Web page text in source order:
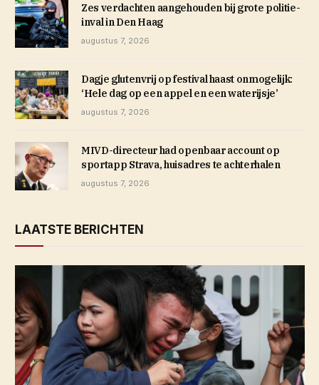
Zes verdachten aangehouden bij grote politie-
inval in Den Haag
augustus 7, 2026
Dagje glutenvrij op festival haast onmogelijk:
‘Hele dag op een appel en een waterijsje’
augustus 7, 2026
MIVD-directeur had openbaar account op
sportapp Strava, huisadres te achterhalen
augustus 7, 2026
LAATSTE BERICHTEN